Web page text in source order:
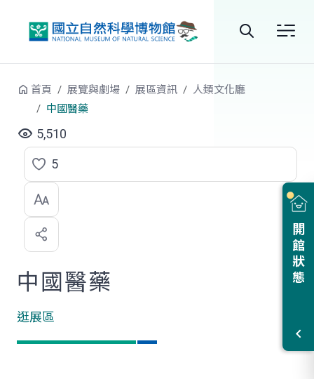
站
開館狀態
首頁 展覽與劇場 展區資訊
人類文化廳
中國醫藥
5,510
點
選
喜
歡
5
中國醫藥
逛展區